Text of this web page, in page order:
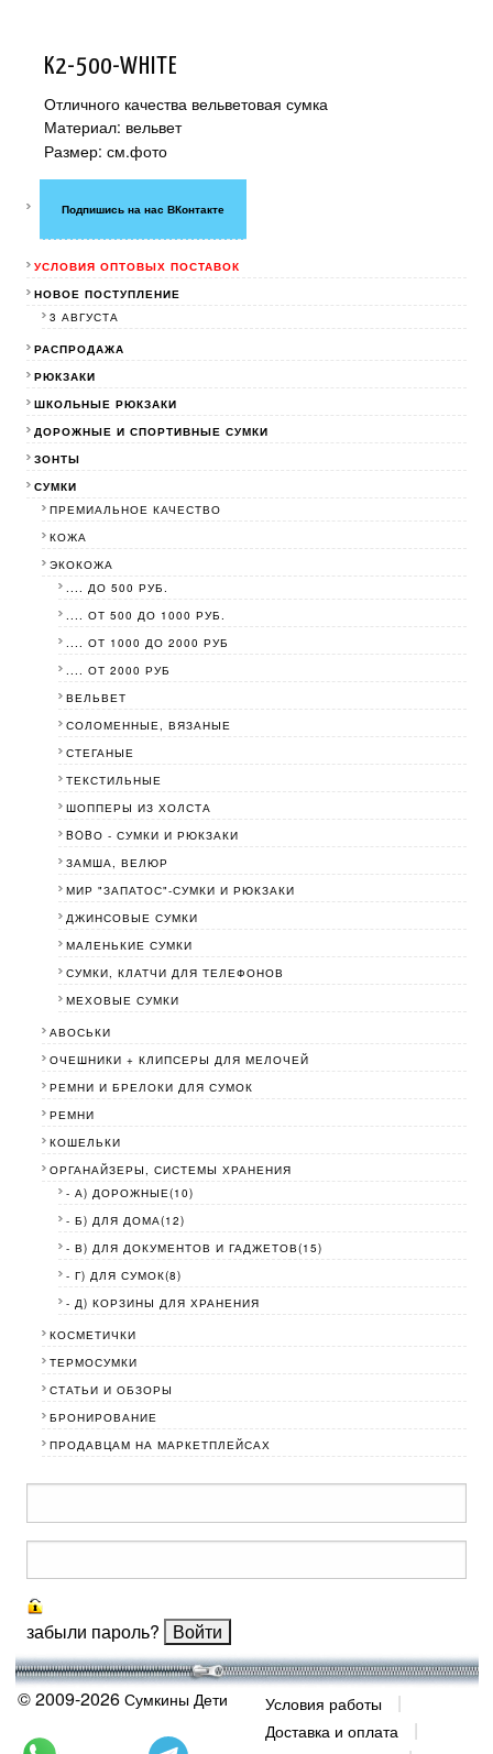
K2-500-WHITE
Отличного качества вельветовая сумка
Материал: вельвет
Размер: см.фото
Подпишись на нас ВКонтакте
УСЛОВИЯ ОПТОВЫХ ПОСТАВОК
НОВОЕ ПОСТУПЛЕНИЕ
3 АВГУСТА
РАСПРОДАЖА
РЮКЗАКИ
ШКОЛЬНЫЕ РЮКЗАКИ
ДОРОЖНЫЕ И СПОРТИВНЫЕ СУМКИ
ЗОНТЫ
СУМКИ
ПРЕМИАЛЬНОЕ КАЧЕСТВО
КОЖА
ЭКОКОЖА
.... ДО 500 РУБ.
.... ОТ 500 ДО 1000 РУБ.
.... ОТ 1000 ДО 2000 РУБ
.... ОТ 2000 РУБ
ВЕЛЬВЕТ
СОЛОМЕННЫЕ, ВЯЗАНЫЕ
СТЕГАНЫЕ
ТЕКСТИЛЬНЫЕ
ШОППЕРЫ ИЗ ХОЛСТА
BOBО - СУМКИ И РЮКЗАКИ
ЗАМША, ВЕЛЮР
МИР "ЗАПАТОС"-СУМКИ И РЮКЗАКИ
ДЖИНСОВЫЕ СУМКИ
МАЛЕНЬКИЕ СУМКИ
СУМКИ, КЛАТЧИ ДЛЯ ТЕЛЕФОНОВ
МЕХОВЫЕ СУМКИ
АВОСЬКИ
ОЧЕШНИКИ + КЛИПСЕРЫ ДЛЯ МЕЛОЧЕЙ
РЕМНИ И БРЕЛОКИ ДЛЯ СУМОК
РЕМНИ
КОШЕЛЬКИ
ОРГАНАЙЗЕРЫ, СИСТЕМЫ ХРАНЕНИЯ
- А) ДОРОЖНЫЕ(10)
- Б) ДЛЯ ДОМА(12)
- В) ДЛЯ ДОКУМЕНТОВ И ГАДЖЕТОВ(15)
- Г) ДЛЯ СУМОК(8)
- Д) КОРЗИНЫ ДЛЯ ХРАНЕНИЯ
КОСМЕТИЧКИ
ТЕРМОСУМКИ
СТАТЬИ И ОБЗОРЫ
БРОНИРОВАНИЕ
ПРОДАВЦАМ НА МАРКЕТПЛЕЙСАХ
забыли пароль?
© 2009-2026 Сумкины Дети
Условия работы
Доставка и оплата